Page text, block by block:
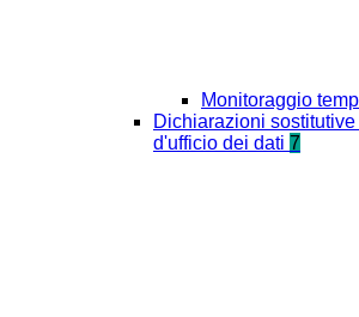
Monitoraggio
Dichiarazioni
d'ufficio dei dati 7